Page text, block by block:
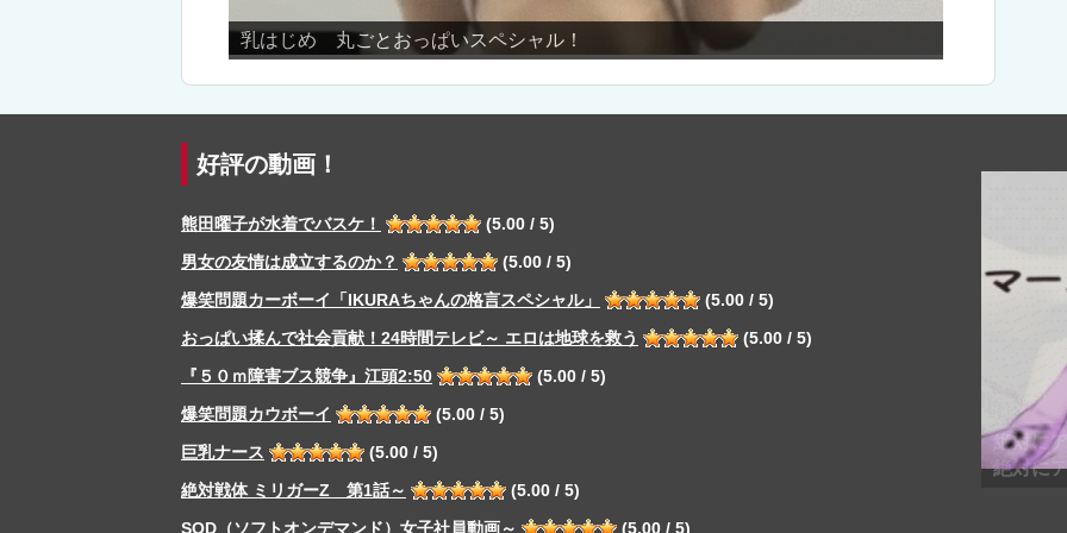
乳はじめ 丸ごとおっぱいスペシャル！
好評の動画！
熊田曜子が水着でバスケ！
(5.00 / 5)
男女の友情は成立するのか？
(5.00 / 5)
爆笑問題カーボーイ「IKURAちゃんの格言スペシャル」
(5.00 / 5)
おっぱい揉んで社会貢献！24時間テレビ～ エロは地球を救う
(5.00 / 5)
『５０ｍ障害ブス競争』江頭2:50
(5.00 / 5)
爆笑問題カウボーイ
(5.00 / 5)
巨乳ナース
(5.00 / 5)
絶対戦体 ミリガーZ 第1話～
(5.00 / 5)
SOD（ソフトオンデマンド）女子社員動画～
(5.00 / 5)